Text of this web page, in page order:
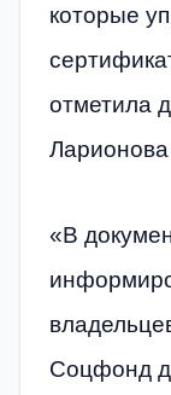
которые
отметила
«В
Соцфонд